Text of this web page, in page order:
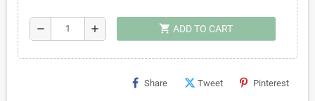
remove add shopping_cart ADD TO CART
Share Tweet Pinterest